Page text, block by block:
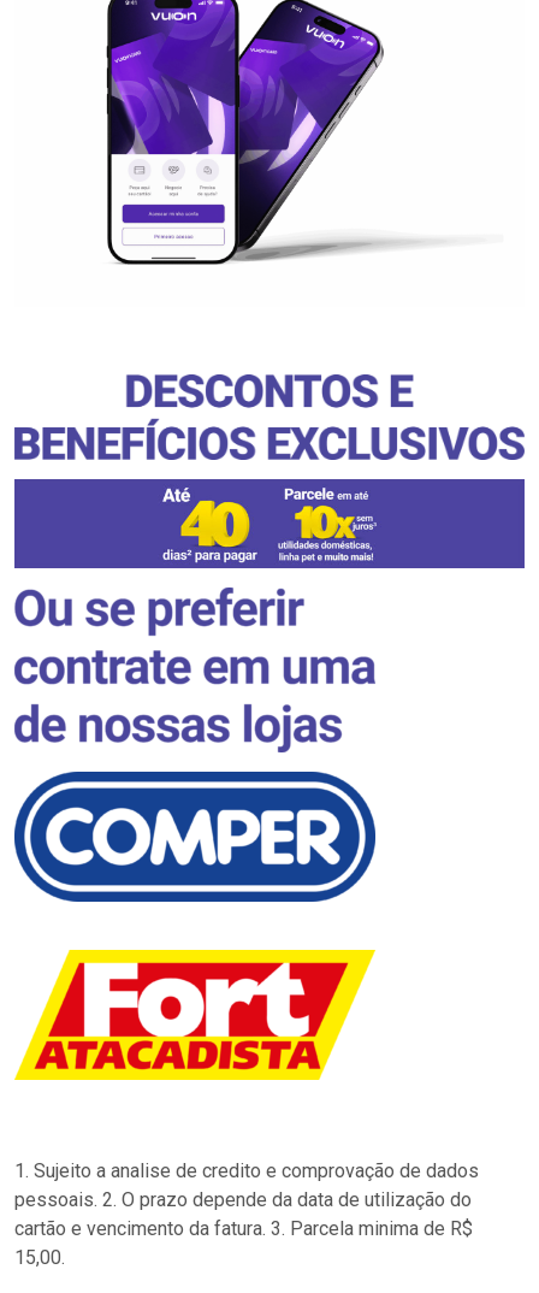
1. Sujeito a analise de credito e comprovação de dados
pessoais. 2. O prazo depende da data de utilização do
cartão e vencimento da fatura. 3. Parcela minima de R$
15,00.